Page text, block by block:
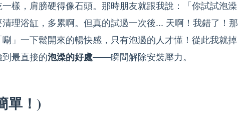
樣，肩膀硬得像石頭。那時朋友就跟我說：「你試試泡澡
理浴缸，多累啊。但真的試過一次後... 天啊！我錯了！那
」一下鬆開來的暢快感，只有泡過的人才懂！從此我就掉
最直接的泡澡的好處——瞬間解除安裝壓力。
單！)